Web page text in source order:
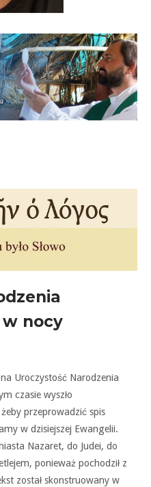
w nocy
Uroczystość Narodzenia
czasie wyszło
przeprowadzić spis
w dzisiejszej Ewangelii.
Nazaret, do Judei, do
ponieważ pochodził z
został skonstruowany w